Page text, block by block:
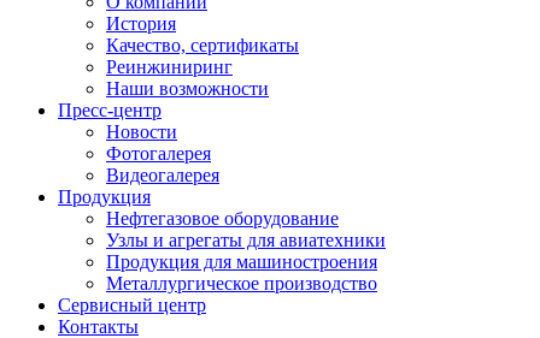
История
Качество, сертификаты
Реинжиниринг
Наши возможности
Пресс-центр
Новости
Фотогалерея
Видеогалерея
Продукция
Нефтегазовое оборудование
Узлы и агрегаты для авиатехники
Продукция для машиностроения
Металлургическое производство
Сервисный центр
Контакты